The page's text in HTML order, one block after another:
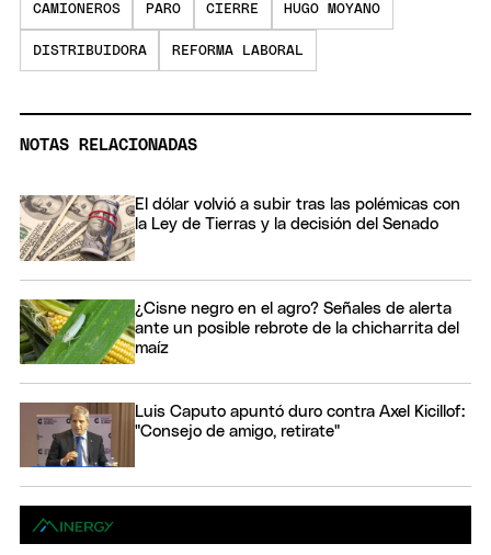
CAMIONEROS PARO CIERRE HUGO MOYANO
DISTRIBUIDORA REFORMA LABORAL
NOTAS RELACIONADAS
El dólar volvió a subir tras las polémicas con
la Ley de Tierras y la decisión del Senado
¿Cisne negro en el agro? Señales de alerta
ante un posible rebrote de la chicharrita del
maíz
Luis Caputo apuntó duro contra Axel Kicillof:
"Consejo de amigo, retirate"